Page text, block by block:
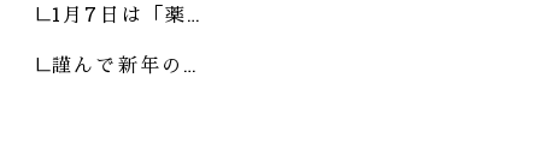
1月7日は「薬…
謹んで新年の…